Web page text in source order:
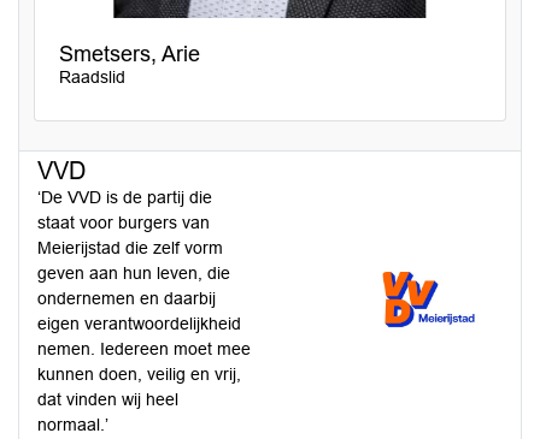
Smetsers, Arie
Raadslid
VVD
‘De VVD is de partij die
staat voor burgers van
Meierijstad die zelf vorm
geven aan hun leven, die
ondernemen en daarbij
eigen verantwoordelijkheid
nemen. Iedereen moet mee
kunnen doen, veilig en vrij,
dat vinden wij heel
normaal.’